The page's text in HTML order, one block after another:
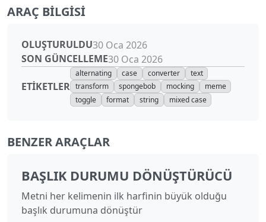
ARAÇ BILGISI
OLUŞTURULDU30 Oca 2026
SON GÜNCELLEME30 Oca 2026
ETIKETLER
alternating case converter
text
transform
spongebob mocking
meme
toggle
format string mixed case
BENZER ARAÇLAR
BAŞLIK DURUMU DÖNÜŞTÜRÜCÜ
Metni her kelimenin ilk harfinin büyük olduğu
başlık durumuna dönüştür